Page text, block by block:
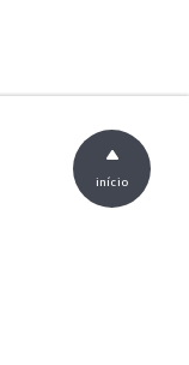
início